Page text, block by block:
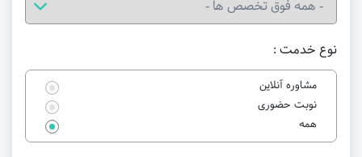
نوع خدمت :
مشاوره آنلاین
نوبت حضوری
همه